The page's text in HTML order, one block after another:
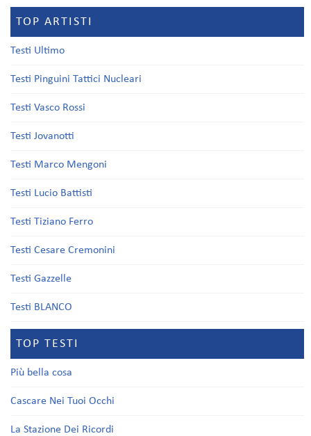
TOP ARTISTI
Testi Ultimo
Testi Pinguini Tattici Nucleari
Testi Vasco Rossi
Testi Jovanotti
Testi Marco Mengoni
Testi Lucio Battisti
Testi Tiziano Ferro
Testi Cesare Cremonini
Testi Gazzelle
Testi BLANCO
TOP TESTI
Più bella cosa
Cascare Nei Tuoi Occhi
La Stazione Dei Ricordi